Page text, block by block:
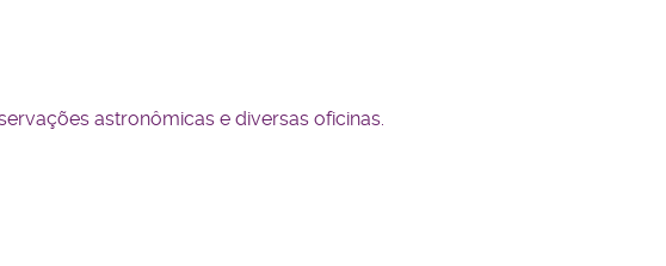
astronômicas e diversas oficinas.